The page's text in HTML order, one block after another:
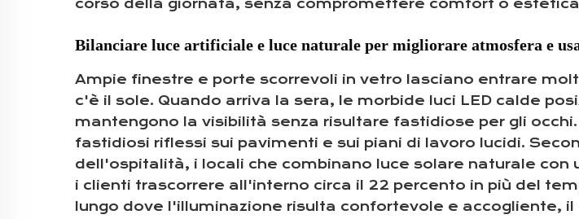
corso della giornata, senza compromettere comfort o
Bilanciare luce artificiale e luce naturale per migliorare atmosfera e
Ampie finestre e porte scorrevoli in vetro lasciano entrare
c'è il sole. Quando arriva la sera, le morbide luci LED calde
mantengono la visibilità senza risultare fastidiose per gli
fastidiosi riflessi sui pavimenti e sui piani di lavoro lucidi.
dell'ospitalità, i locali che combinano luce solare naturale
i clienti trascorrere all'interno circa il 22 percento in più del
lungo dove l'illuminazione risulta confortevole e accogliente,